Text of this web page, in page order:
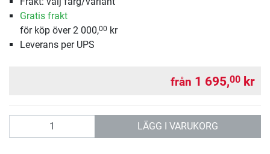
Gratis frakt
för köp över 2 000,00 kr
Leverans per UPS
från 1 695,00 kr
LÄGG I VARUKORG